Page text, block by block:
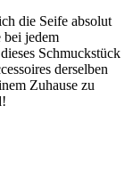
die Seife absolut
bei jedem
Schmuckstück
derselben
Zuhause zu